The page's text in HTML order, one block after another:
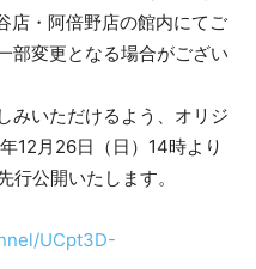
店・阿倍野店の館内にてご
部変更となる場合がござい
みいただけるよう、オリジ
12月26日（日）14時より
行公開いたします。
UCpt3D-